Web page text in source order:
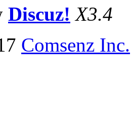
Discuz! X3.4
Comsenz Inc.